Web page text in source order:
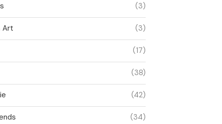
(3)
Art (3)
(17)
(38)
(42)
(34)